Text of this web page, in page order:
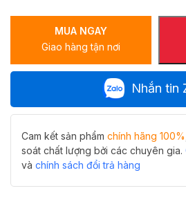
chữ
nhật
ngang
RO14060LD3X-
kèm
phóng
to
3X
MUA NGAY
Giao hàng tận nơi
Nhắn tin
Cam kết sản phẩm chính hãng 100%
soát chất lượng bởi các chuyên gia.
và chính sách đổi trả hàng